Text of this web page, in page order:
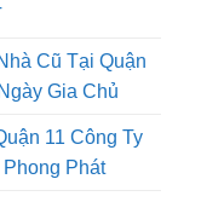
12 Thi Công
Cũ Quận 12
Cũ Tại Quận
Gia Chủ